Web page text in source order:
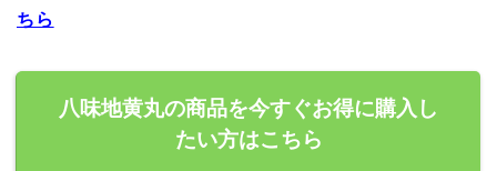
ちら
八味地黄丸の商品を今すぐお得に購入し
たい方はこちら